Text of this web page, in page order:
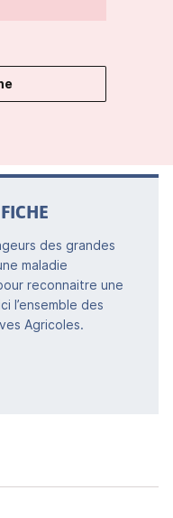
des grandes
maladie
reconnaitre une
l’ensemble des
Agricoles.